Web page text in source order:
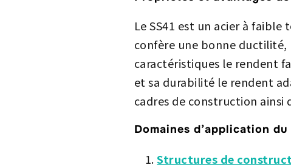
Le SS41 est un acier à
confère une bonne
caractéristiques le rendent
et sa durabilité le rendent
cadres de construction
Domaines d’application du
Structures de